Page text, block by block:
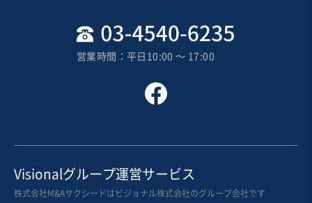
営業時間：平日10:00 〜 17:00
Visionalグループ運営サービス
株式会社M&Aサクシードはビジョナル株式会社のグループ会社です